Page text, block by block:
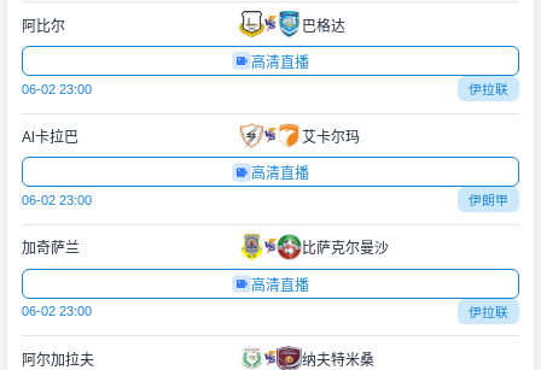
阿比尔 巴格达
高清直播
06-02 23:00 伊拉联
Al卡拉巴 艾卡尔玛
高清直播
06-02 23:00 伊朗甲
加奇萨兰 比萨克尔曼沙
高清直播
06-02 23:00 伊拉联
阿尔加拉夫 纳夫特米桑